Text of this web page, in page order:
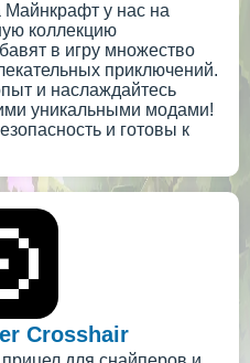
у нас на
коллекцию
в игру множество
приключений.
и наслаждайтесь
уникальными модами!
и готовы к
Crosshair